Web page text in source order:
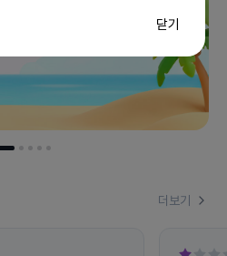
더보기
닫기